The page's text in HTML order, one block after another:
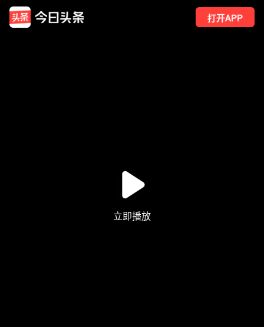
打开APP